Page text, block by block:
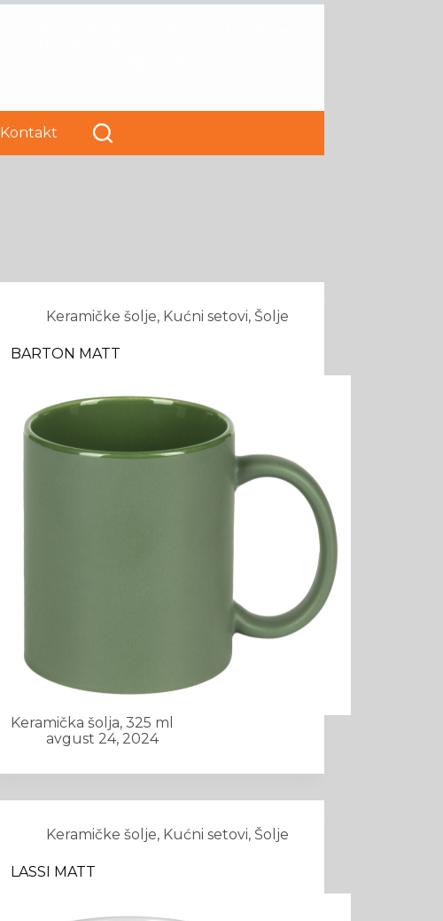
Kontakt
Keramičke šolje, Kućni setovi, Šolje
BARTON MATT
Keramička šolja, 325 ml
avgust 24, 2024
Keramičke šolje, Kućni setovi, Šolje
LASSI MATT